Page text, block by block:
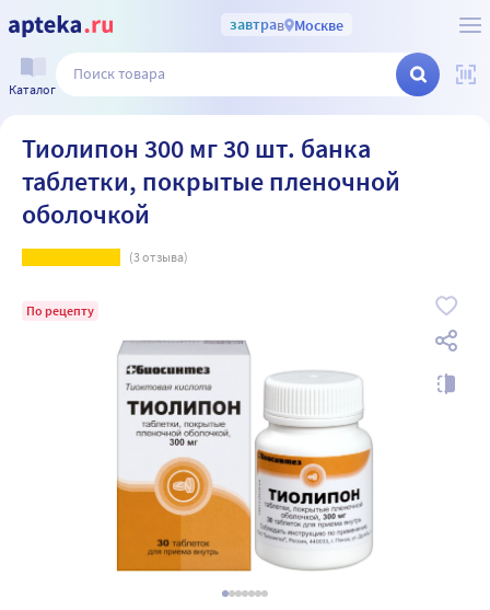
завтрав Москве
Каталог
Тиолипон 300 мг 30 шт. банка
таблетки, покрытые пленочной
оболочкой
(3отзыва)
По рецепту